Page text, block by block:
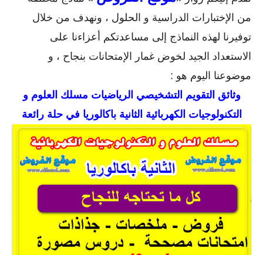
من الإختبارات الدراسية و الحلول ، ونهدف من خلال
توفيرنا لهذه النماذج إلى مساعدتكم أعزاءنا على
الاستعداد الجيد لخوض غمار الإمتحانات بنجاح ، و
موضوعنا اليوم هو :
وثائق التقويم التشخيصي الرياضيات مسلك العلوم و
التكنولوجيات الكهربائية الثانية باكالوريا في حلة رائعة